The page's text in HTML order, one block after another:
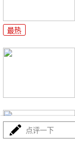
最热
点评一下